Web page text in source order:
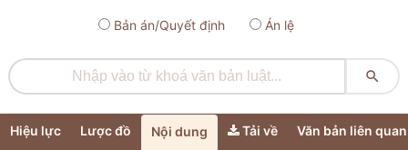
Bản án/Quyết định Án lệ

Hiệu lực Lược đồ Nội dung Tải về Văn bản liên quan